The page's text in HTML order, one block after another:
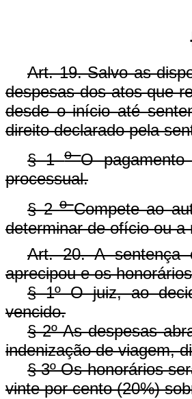
Art. 19. Salvo as
despesas dos atos que
desde o início até
direito declarado pela
§ 1oO
processual.
§ 2oCompete ao
determinar de ofício ou a
Art. 20. A sentença
aprecipou e os
§ 1º O juiz, ao
vencido.
§ 2º As despesas
indenização de viagem,
§ 3º Os honorários
vinte por cento (20%)